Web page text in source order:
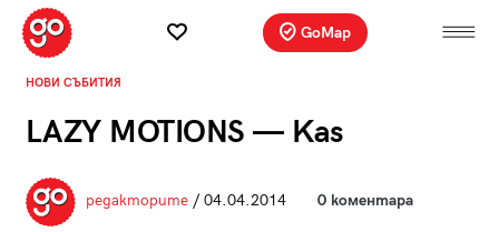
GoMap
НОВИ СЪБИТИЯ
LAZY MOTIONS — Kas
редакторите/ 04.04.2014 0 коментара